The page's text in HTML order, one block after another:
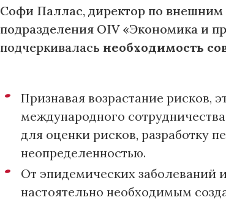
Софи Паллас, директор по внешним
подразделения OIV «Экономика и
подчеркивалась необходимость
Признавая возрастание рисков,
международного
для оценки рисков, разработку
неопределенностью.
От эпидемических заболеваний
настоятельно необходимым